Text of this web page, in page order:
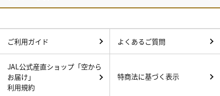
ご利用ガイド よくあるご質問
JAL公式産直ショップ「空から
お届け」
利用規約
特商法に基づく表示